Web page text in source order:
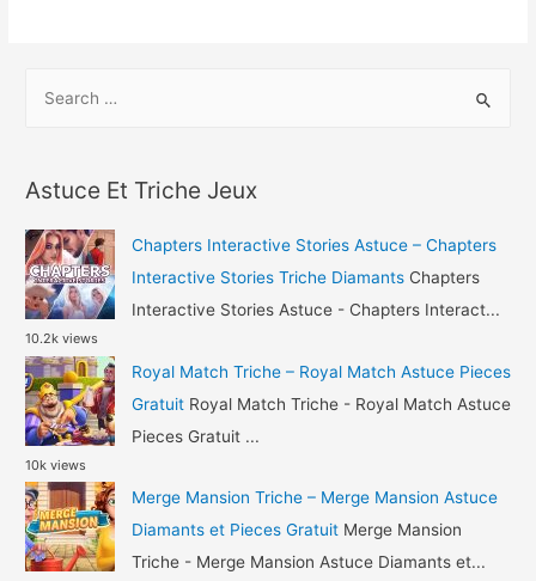
Avakin
Gemmes
Pièces
Gratuit
h
f
o
r
:
Astuce Et Triche Jeux
Chapters Interactive Stories Astuce – Chapters
Interactive Stories Triche Diamants Chapters
Interactive Stories Astuce - Chapters Interact...
10.2k views
Royal Match Triche – Royal Match Astuce Pieces
Gratuit Royal Match Triche - Royal Match Astuce
Pieces Gratuit ...
10k views
Merge Mansion Triche – Merge Mansion Astuce
Diamants et Pieces Gratuit Merge Mansion
Triche - Merge Mansion Astuce Diamants et...